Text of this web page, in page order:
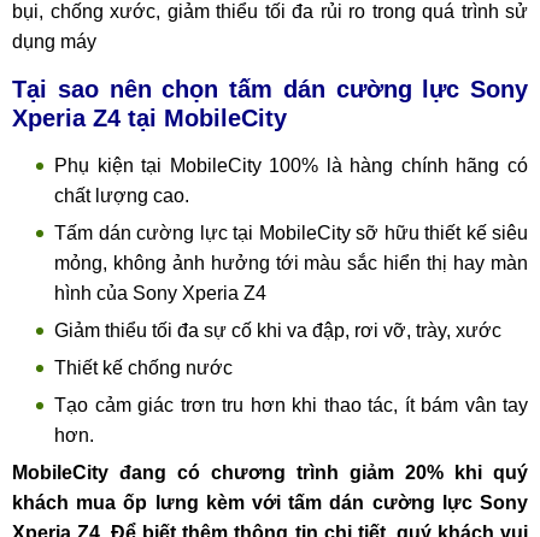
bụi, chống xước, giảm thiểu tối đa rủi ro trong quá trình sử
dụng máy
Tại sao nên chọn tấm dán cường lực Sony
Xperia Z4 tại MobileCity
Phụ kiện tại MobileCity 100% là hàng chính hãng có
chất lượng cao.
Tấm dán cường lực tại MobileCity sỡ hữu thiết kế siêu
mỏng, không ảnh hưởng tới màu sắc hiển thị hay màn
hình của Sony Xperia Z4
Giảm thiểu tối đa sự cố khi va đập, rơi vỡ, trày, xước
Thiết kế chống nước
Tạo cảm giác trơn tru hơn khi thao tác, ít bám vân tay
hơn.
MobileCity đang có chương trình giảm 20% khi quý
khách mua ốp lưng kèm với tấm dán cường lực Sony
Xperia Z4. Để biết thêm thông tin chi tiết, quý khách vui